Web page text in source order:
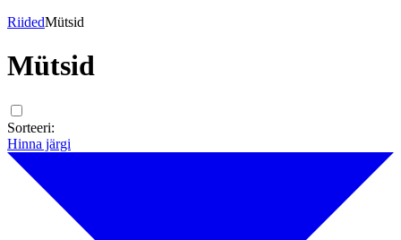
RiidedMütsid
Mütsid
Sorteeri:
Hinna järgi